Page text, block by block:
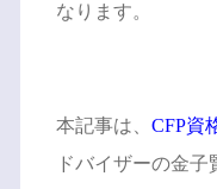
なります。
本記事は、 CFP資
ドバイザーの金子